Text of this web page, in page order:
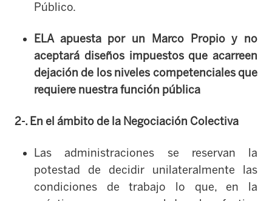
Público.
ELA apuesta por un Marco Propio y no
aceptará diseños impuestos que acarreen
dejación de los niveles competenciales que
requiere nuestra función pública
2-. En el ámbito de la Negociación Colectiva
Las administraciones se reservan la
potestad de decidir unilateralmente las
condiciones de trabajo lo que, en la